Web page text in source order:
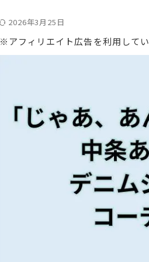
2026年3月25日
※アフィリエイト広告を利用して